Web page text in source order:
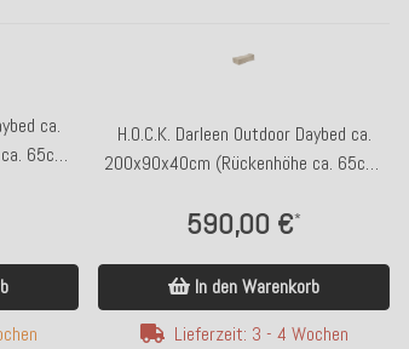
ca.
65cm)
H.O.C.K. Darleen Outdoor Daybed ca.
200x90x40cm (Rückenhöhe ca. 65cm)
590,00 €*
In den Warenkorb
Lieferzeit: 3 - 4 Wochen